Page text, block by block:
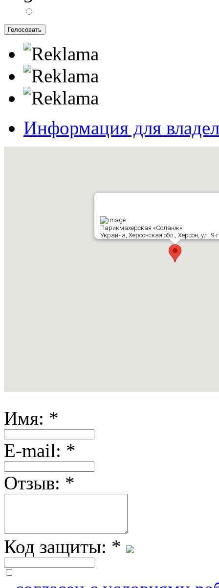
Информация для
Парикмахерская «Соланж»
Украина, Херсонская обл., Херсон, ул. 9-
Имя: *
E-mail: *
Отзыв: *
Код защиты: *
i
Скрытая камера на